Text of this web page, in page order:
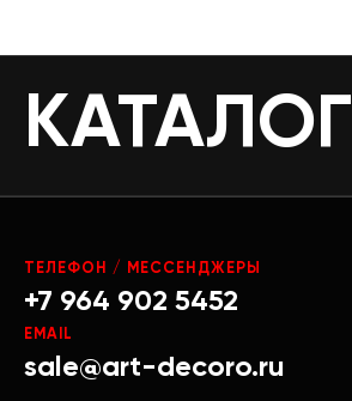
КАТАЛОГ
ТЕЛЕФОН / МЕССЕНДЖЕРЫ
+7 964 902 5452
EMAIL
sale@art-decoro.ru